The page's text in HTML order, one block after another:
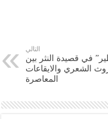
التالي
في قصيدة النثر بين
الشعري والايقاعات
المعاصرة